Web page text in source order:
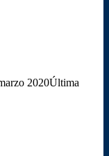
2020Última